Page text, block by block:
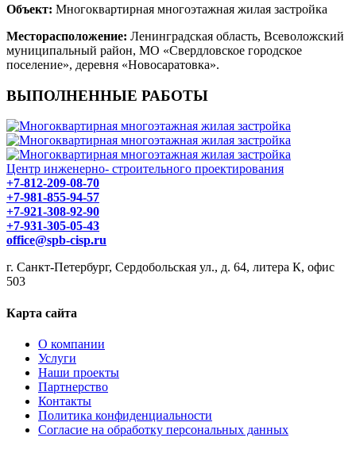
Объект: Многоквартирная многоэтажная жилая застройка
Месторасположение: Ленинградская область, Всеволожский
муниципальный район, МО «Свердловское городское
поселение», деревня «Новосаратовка».
ВЫПОЛНЕННЫЕ РАБОТЫ
Центр инженерно- строительного проектирования
+7-812-209-08-70
+7-981-855-94-57
+7-921-308-92-90
+7-931-305-05-43
office@spb-cisp.ru
г. Санкт-Петербург, Сердобольская ул., д. 64, литера К, офис
503
Карта сайта
О компании
Услуги
Наши проекты
Партнерство
Контакты
Политика конфиденциальности
Согласие на обработку персональных данных